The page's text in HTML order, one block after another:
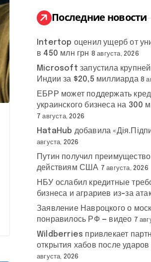
:
Последние новости
Intertop оценил ущерб от
в 450 млн грн 8 августа, 2026
Microsoft запустила
Индии за $20,5 миллиарда 8
ЕБРР может поддержать
украинского бизнеса на 300
7 августа, 2026
HataHub добавила
августа, 2026
Путин получил
действиям США 7 августа, 2026
НБУ ослабил кредитные
бизнеса и аграриев из-за
Заявление Навроцкого о
понравилось РФ — видео 7
Wildberries привлекает
открытия хабов после ударов
августа, 2026